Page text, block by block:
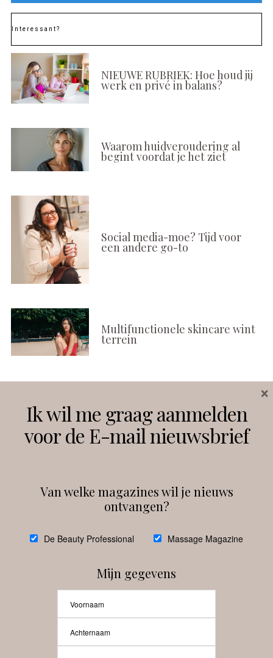
Interessant?
NIEUWE RUBRIEK: Hoe houd jij
werk en privé in balans?
Waarom huidveroudering al
begint voordat je het ziet
Social media-moe? Tijd voor
een andere go-to
Multifunctionele skincare wint
terrein
Instagram Facebook
debeautyprofessional
Ik wil me graag aanmelden
voor de E-mail nieuwsbrief
Van welke magazines wil je nieuws
ontvangen?
De Beauty Professional Massage Magazine
Mijn gegevens
×